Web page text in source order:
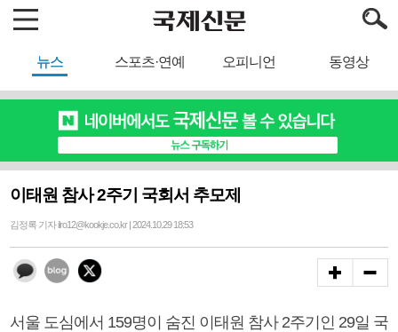
뉴스 스포츠·연예 오피니언 동영상
이태원 참사 2주기 국회서 추모제
김정록 기자 ilro12@kookje.co.kr | 2024.10.29 18:53
서울 도심에서 159명이 숨진 이태원 참사 2주기인 29일 국